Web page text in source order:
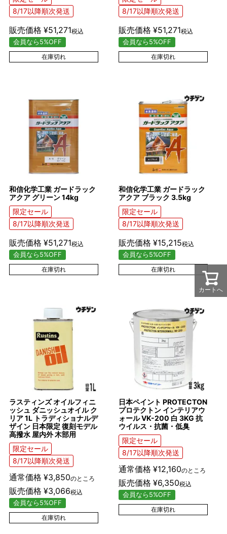
8/17以降順次発送
販売価格 ¥51,271税込
会員なら5%OFF
在庫切れ
8/17以降順次発送
販売価格 ¥51,271税込
会員なら5%OFF
在庫切れ
和信化学工業 ガードラック
アクア グリーン 14kg
限定セール
8/17以降順次発送
販売価格 ¥51,271税込
会員なら5%OFF
在庫切れ
和信化学工業 ガードラック
アクア ブラック 3.5kg
限定セール
8/17以降順次発送
販売価格 ¥15,215税込
会員なら5%OFF
在庫切れ
ラスティンズ オイルフィニ
ッシュ ダニッシュオイル ク
リア 1L トラディショナルデ
ザイン 日本限定 復刻モデル
高撥水 屋内外 木部用
限定セール
8/17以降順次発送
通常価格 ¥3,850のところ
販売価格 ¥3,066税込
会員なら5%OFF
在庫切れ
日本ペイント PROTECTON
プロテクトン インテリアウ
ォール VK-200 白 3KG 抗
ウイルス・抗菌・低臭
限定セール
8/17以降順次発送
通常価格 ¥12,160のところ
販売価格 ¥6,350税込
会員なら5%OFF
在庫切れ
カートへ